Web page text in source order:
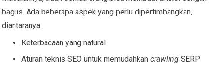
bagus. Ada beberapa aspek yang perlu dipertimbangkan,
diantaranya:
Keterbacaan yang natural
Aturan teknis SEO untuk memudahkancrawling SERP